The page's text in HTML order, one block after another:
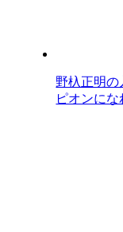
野杁正明の
ピオンにな